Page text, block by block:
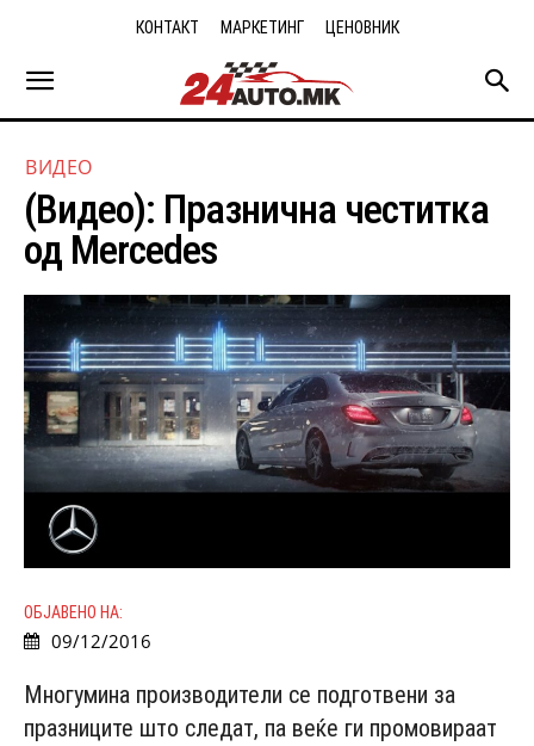
КОНТАКТ МАРКЕТИНГ ЦЕНОВНИК
ВИДЕО
(Видео): Празнична честитка
од Mercedes
ОБЈАВЕНО НА:
09/12/2016
Многумина производители се подготвени за
празниците што следат, па веќе ги промовираат